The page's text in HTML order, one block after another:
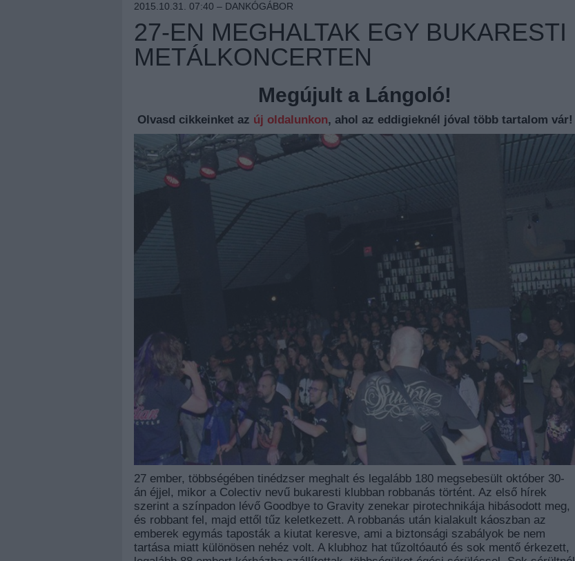
2015.10.31. 07:40 – DANKÓGÁBOR
27-EN MEGHALTAK EGY BUKARESTI
METÁLKONCERTEN
Megújult a Lángoló!
Olvasd cikkeinket az új oldalunkon, ahol az eddigieknél jóval több tartalom vár!
27 ember, többségében tinédzser meghalt és legalább 180 megsebesült október 30-
án éjjel, mikor a Colectiv nevű bukaresti klubban robbanás történt. Az első hírek
szerint a színpadon lévő Goodbye to Gravity zenekar pirotechnikája hibásodott meg,
és robbant fel, majd ettől tűz keletkezett. A robbanás után kialakult káoszban az
emberek egymás taposták a kiutat keresve, ami a biztonsági szabályok be nem
tartása miatt különösen nehéz volt. A klubhoz hat tűzoltóautó és sok mentő érkezett,